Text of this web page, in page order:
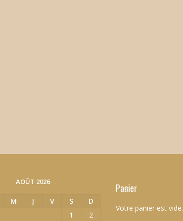
AOÛT 2026
M J V S
D
1
2
Panier
Votre panier est vide.